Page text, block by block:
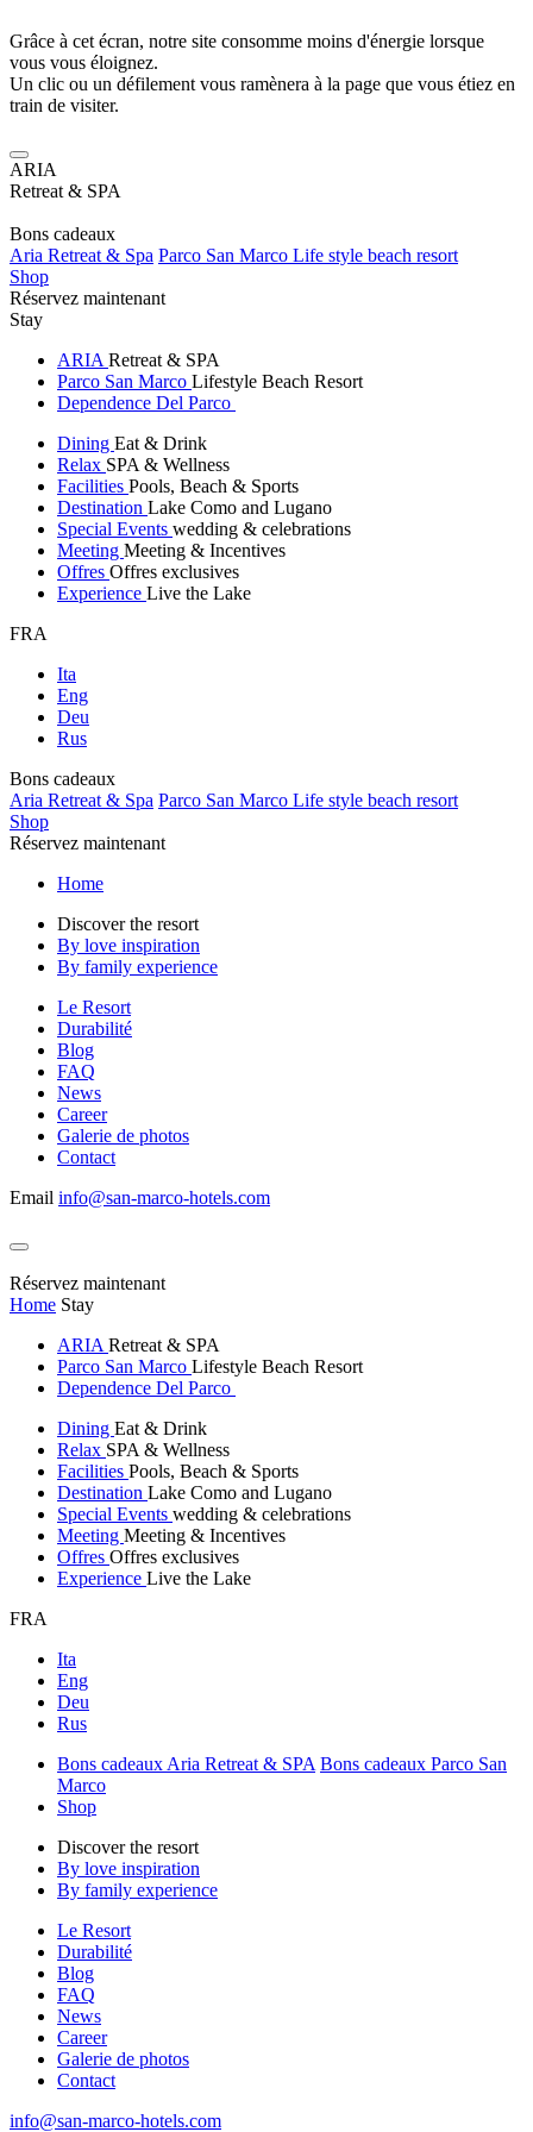
Grâce à cet écran, notre site consomme moins d'énergie lorsque
vous vous éloignez.
Un clic ou un défilement vous ramènera à la page que vous étiez en
train de visiter.
ARIA
Retreat & SPA
Bons cadeaux
Aria Retreat & Spa Parco San Marco Life style beach resort
Shop
Réservez maintenant
Stay
ARIA Retreat & SPA
Parco San Marco Lifestyle Beach Resort
Dependence Del Parco
Dining Eat & Drink
Relax SPA & Wellness
Facilities Pools, Beach & Sports
Destination Lake Como and Lugano
Special Events wedding & celebrations
Meeting Meeting & Incentives
Offres Offres exclusives
Experience Live the Lake
FRA
Ita
Eng
Deu
Rus
Bons cadeaux
Aria Retreat & Spa Parco San Marco Life style beach resort
Shop
Réservez maintenant
Home
Discover the resort
By love inspiration
By family experience
Le Resort
Durabilité
Blog
FAQ
News
Career
Galerie de photos
Contact
Email info@san-marco-hotels.com
Réservez maintenant
Home Stay
ARIA Retreat & SPA
Parco San Marco Lifestyle Beach Resort
Dependence Del Parco
Dining Eat & Drink
Relax SPA & Wellness
Facilities Pools, Beach & Sports
Destination Lake Como and Lugano
Special Events wedding & celebrations
Meeting Meeting & Incentives
Offres Offres exclusives
Experience Live the Lake
FRA
Ita
Eng
Deu
Rus
Bons cadeaux Aria Retreat & SPA Bons cadeaux Parco San
Marco
Shop
Discover the resort
By love inspiration
By family experience
Le Resort
Durabilité
Blog
FAQ
News
Career
Galerie de photos
Contact
info@san-marco-hotels.com